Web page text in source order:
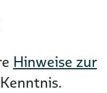
Hinweise zur